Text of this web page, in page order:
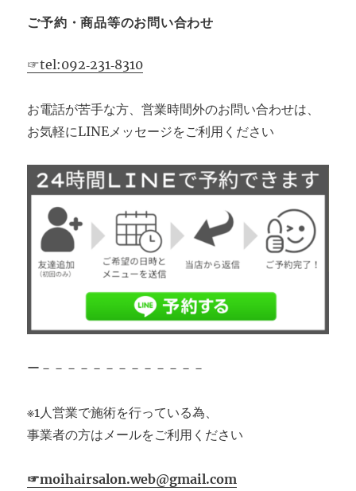
ご予約・商品等のお問い合わせ
☞tel:092‐231‐8310
お電話が苦手な方、営業時間外のお問い合わせは、
お気軽にLINEメッセージをご利用ください
ー－－－－－－－－－－－－－
※1人営業で施術を行っている為、
事業者の方はメールをご利用ください
☞moihairsalon.web@gmail.com